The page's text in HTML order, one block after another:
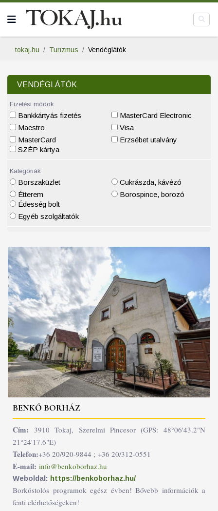
tokaj.hu Turizmus Vendéglátók
VENDÉGLÁTÓK
Fizetési módok
Bankkártyás fizetés
Maestro
MasterCard
MasterCard Electronic
Visa
Erzsébet utalvány
SZÉP kártya
Kategóriák
Borszaküzlet
Étterem
Cukrászda, kávézó
Borospince, borozó
Édesség bolt
Egyéb szolgáltatók
BENKŐ BORHÁZ
Cím: 3910 Tokaj, Szerelmi Pincesor (GPS: 48°06'43.2"N
21°24'17.6"E)
Telefon:+36 20/920-9844 ; +36 20/312-0551
E-mail: info@benkoborhaz.hu
Weboldal: https://benkoborhaz.hu/
Borkóstolós programok egész évben! Bővebb információk a
fenti elérhetőségeken!